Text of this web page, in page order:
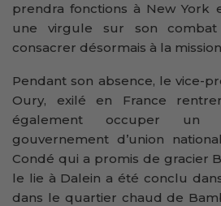
prendra fonctions à New York
une virgule sur son
consacrer désormais à la
Pendant son absence, le vice-
Oury, exilé en France
également occuper
gouvernement d’union
Condé qui a promis de gracier
le lie à Dalein a été conclu
dans le quartier chaud de